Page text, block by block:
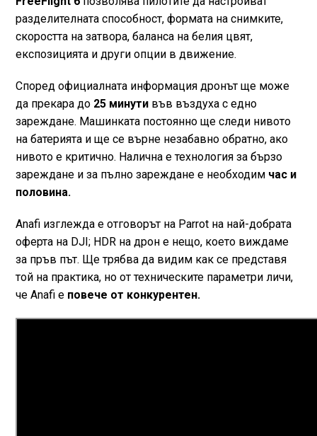
разделителната способност, формата на снимките,
скоростта на затвора, баланса на белия цвят,
експозицията и други опции в движение.
Според официалната информация дронът ще може
да прекара до 25 минутивъв въздуха с едно
зареждане. Машинката постоянно ще следи нивото
на батерията и ще се върне незабавно обратно, ако
нивото е критично. Налична е технология за бързо
зареждане и за пълно зареждане е необходим час и
половина.
Anafi изглежда е отговорът на Parrot на най-добрата
оферта на DJI; HDR на дрон е нещо, което виждаме
за пръв път. Ще трябва да видим как се представя
той на практика, но от техническите параметри личи,
че Anafi е повече от конкурентен.